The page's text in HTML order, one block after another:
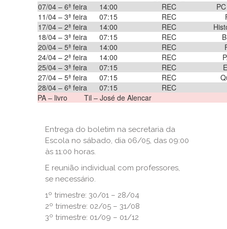
07/04 – 6ª feira
14:00 REC
11/04 – 3ª feira
07:15 REC
17/04 – 2ª feira
14:00 REC
18/04 – 3ª feira
07:15 REC
20/04 – 5ª feira
14:00 REC
24/04 – 2ª feira
14:00 REC
25/04 – 3ª feira
07:15 REC
27/04 – 5ª feira
07:15 REC
28/04 – 6ª feira
07:15
REC
PA – livro
Til – José de Alencar
Entrega do boletim na secretaria da
Escola no sábado, dia 06/05, das 09:00
às 11:00 horas.
E reunião individual com professores,
se necessário.
1º trimestre: 30/01 – 28/04
2º trimestre: 02/05 – 31/08
3º trimestre: 01/09 – 01/12